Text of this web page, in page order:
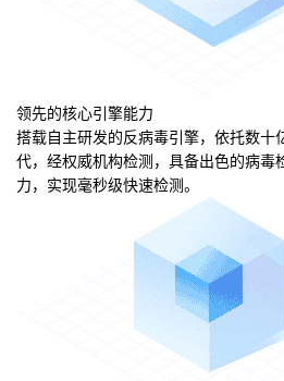
领先的核心引擎能力
搭载自主研发的反病毒引擎，依托数十
代，经权威机构检测，具备出色的病毒
力，实现毫秒级快速检测。